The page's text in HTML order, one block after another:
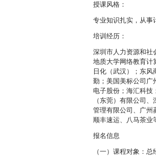
授课风格：
专业知识扎实，从事
培训经历：
深圳市人力资源和社
地质大学网络教育计
日化（武汉）；东
勤；美国美标公司广
电子股份；海汇科技
（东莞）有限公司
管理有限公司、广州
顺丰速运、八马茶
报名信息
（一）课程对象：